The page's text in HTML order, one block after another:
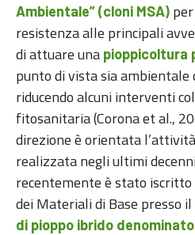
Ambientale” (cloni MSA)
resistenza alle principali
di attuare una pioppicoltura
punto di vista sia ambientale
riducendo alcuni interventi
fitosanitaria (Corona et al.,
direzione è orientata
realizzata negli ultimi
recentemente è stato
dei Materiali di Base presso
di pioppo ibrido denominato